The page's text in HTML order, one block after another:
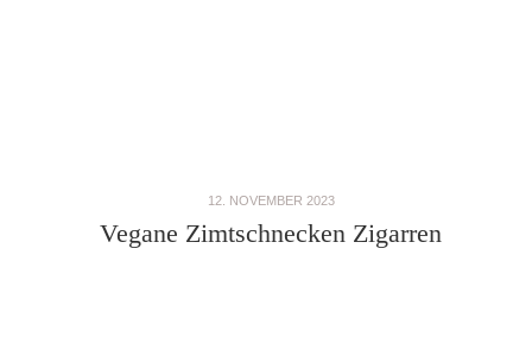
12. NOVEMBER 2023
Vegane Zimtschnecken Zigarren